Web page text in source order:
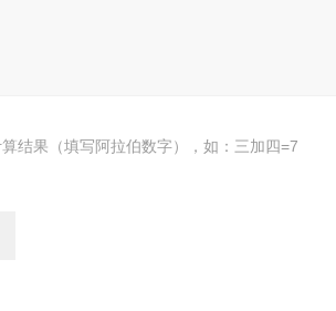
结果（填写阿拉伯数字），如：三加四=7